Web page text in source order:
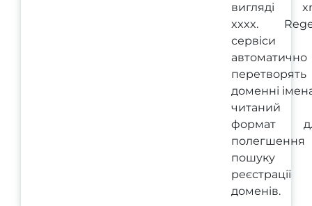
вигляді
xxxx.
сервіси
автоматично
перетворять
доменні
читаний
формат
полегшення
пошуку
реєстрації
доменів.